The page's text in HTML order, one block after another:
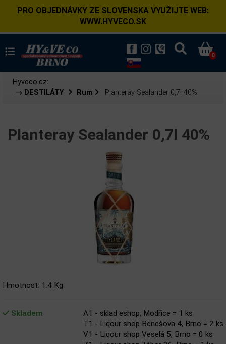
PRO OBJEDNÁVKY ZE SLOVENSKA VYUŽIJTE WEB:
WWW.HYVECO.SK
0
Hyveco.cz:
→ DESTILÁTY
Rum Planteray Sealander 0,7l 40%
Planteray Sealander 0,7l 40%
Hmotnost: 1.4 Kg
Skladem
A1 - sklad eshop, Modřice = 1 ks
T1 - Liqour shop Benešova 4, Brno = 2 ks
V1 - Liqour shop Veselá 5, Brno = 0 ks